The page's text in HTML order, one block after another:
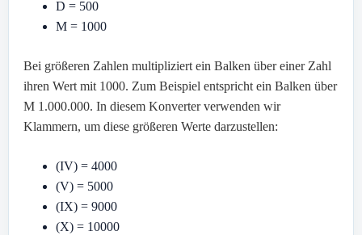
D = 500
M = 1000
Bei größeren Zahlen multipliziert ein Balken über einer Zahl
ihren Wert mit 1000. Zum Beispiel entspricht ein Balken über
M 1.000.000. In diesem Konverter verwenden wir
Klammern, um diese größeren Werte darzustellen:
(IV) = 4000
(V) = 5000
(IX) = 9000
(X) = 10000